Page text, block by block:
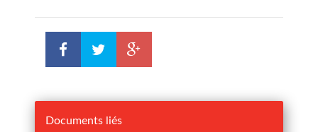
Documents liés